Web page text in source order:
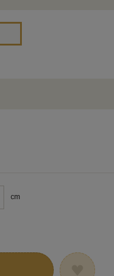
cm